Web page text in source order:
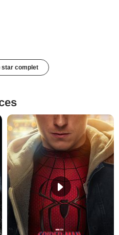
star complet